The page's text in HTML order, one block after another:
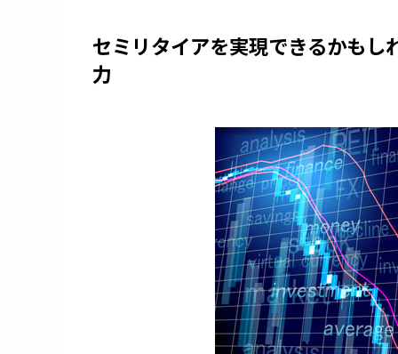
セミリタイアを実現できるかもし
力